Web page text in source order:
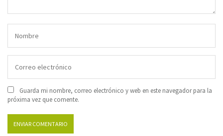
Guarda mi nombre, correo electrónico y web en este navegador para la
próxima vez que comente.